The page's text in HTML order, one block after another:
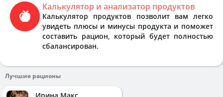
Калькулятор и анализатор продуктов
Калькулятор продуктов позволит вам легко
увидеть плюсы и минусы продукта и поможет
составить рацион, который будет полностью
сбалансирован.
Лучшие рационы